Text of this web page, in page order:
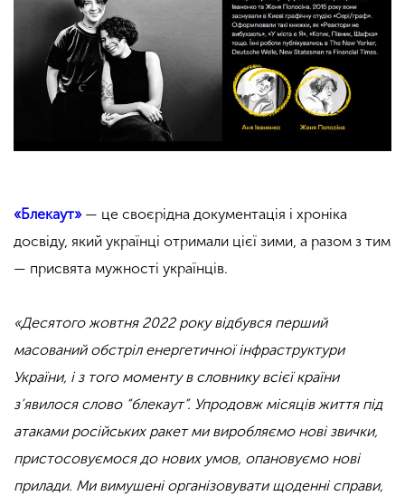
«Блекаут»— це своєрідна документація і хроніка
досвіду, який українці отримали цієї зими, а разом з тим
— присвята мужності українців.
«Десятого жовтня 2022 року відбувся перший
масований обстріл енергетичної інфраструктури
України, і з того моменту в словнику всієї країни
з’явилося слово “блекаут”. Упродовж місяців життя під
атаками російських ракет ми виробляємо нові звички,
пристосовуємося до нових умов, опановуємо нові
прилади. Ми вимушені організовувати щоденні справи,